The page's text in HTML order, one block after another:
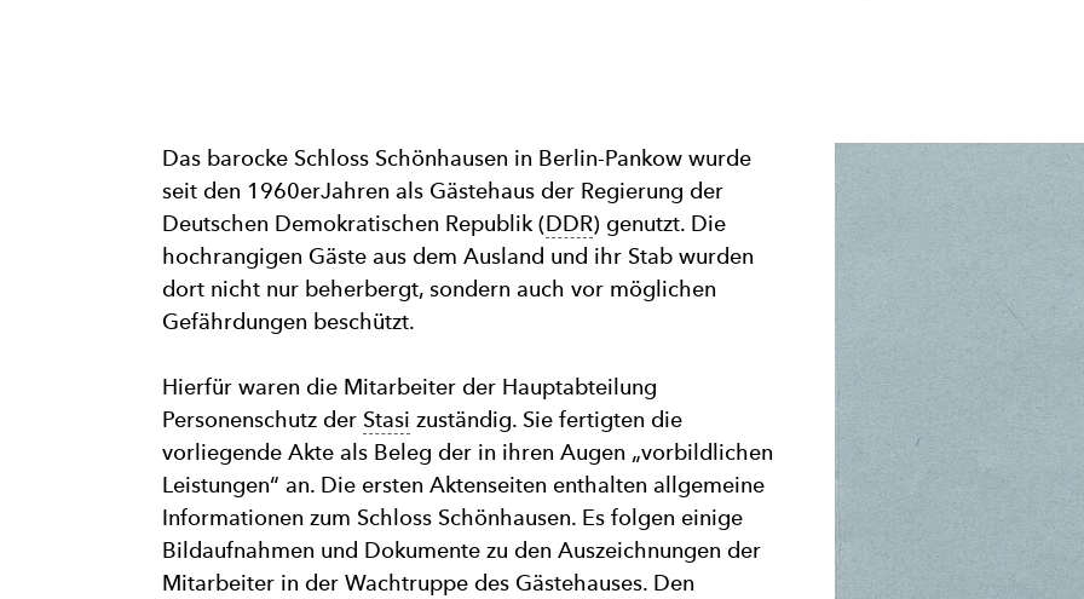
Das barocke Schloss Schönhausen in Berlin-Pankow wurde
seit den 1960erJahren als Gästehaus der Regierung der
Deutschen Demokratischen Republik (DDR) genutzt. Die
hochrangigen Gäste aus dem Ausland und ihr Stab wurden
dort nicht nur beherbergt, sondern auch vor möglichen
Gefährdungen beschützt.
Hierfür waren die Mitarbeiter der Hauptabteilung
Personenschutz der Stasi zuständig. Sie fertigten die
vorliegende Akte als Beleg der in ihren Augen „vorbildlichen
Leistungen“ an. Die ersten Aktenseiten enthalten allgemeine
Informationen zum Schloss Schönhausen. Es folgen einige
Bildaufnahmen und Dokumente zu den Auszeichnungen der
Mitarbeiter in der Wachtruppe des Gästehauses. Den